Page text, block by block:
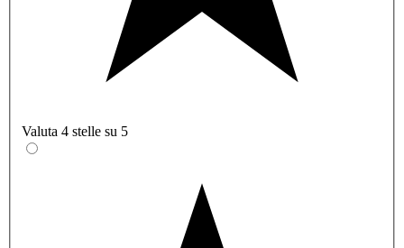
Valuta 4 stelle su 5